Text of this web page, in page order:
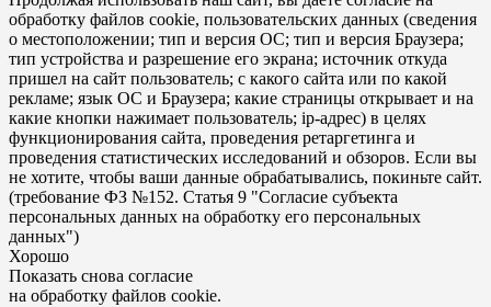
обработку файлов cookie, пользовательских данных (сведения
о местоположении; тип и версия ОС; тип и версия Браузера;
тип устройства и разрешение его экрана; источник откуда
пришел на сайт пользователь; с какого сайта или по какой
рекламе; язык ОС и Браузера; какие страницы открывает и на
какие кнопки нажимает пользователь; ip-адрес) в целях
функционирования сайта, проведения ретаргетинга и
проведения статистических исследований и обзоров. Если вы
не хотите, чтобы ваши данные обрабатывались, покиньте сайт.
(требование ФЗ №152. Статья 9 "Согласие субъекта
персональных данных на обработку его персональных
данных")
Хорошо
Показать снова согласие
на обработку файлов cookie.